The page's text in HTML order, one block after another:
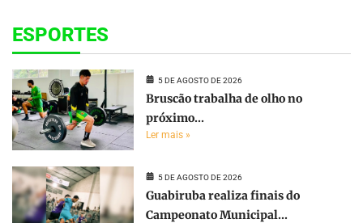
ESPORTES
5 DE AGOSTO DE 2026
Bruscão trabalha de olho no
próximo...
Ler mais »
5 DE AGOSTO DE 2026
Guabiruba realiza finais do
Campeonato Municipal...